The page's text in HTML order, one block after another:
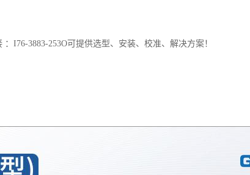
脑端与移动 APP，即可获得 24 小时实时监控、预警秒级推送
I76-3883-253O可提供选型、安装、校准、解决方案！